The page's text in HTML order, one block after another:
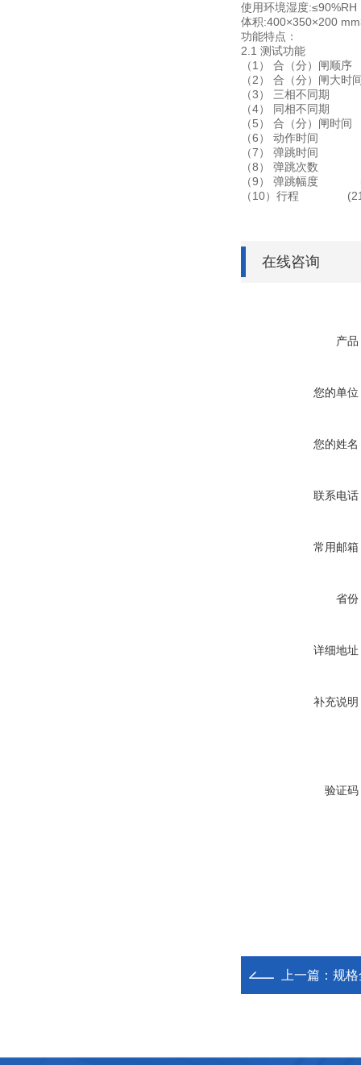
使用环境湿度:≤90%RH
体积:400×350×200
功能特点：
2.1 测试功能
（1） 合（分）闸顺
（2） 合（分）闸大
（3） 三相不同期
（4） 同相不同期
（5） 合（分）闸
（6） 动作时间
（7） 弹跳时间
（8） 弹跳次数 （
（9） 弹跳幅度
（10）行程 (21)
在线咨询
产品
您的单位
您的姓名
联系电话
常用邮箱
省份
详细地址
补充说明
验证码
上一篇： 规